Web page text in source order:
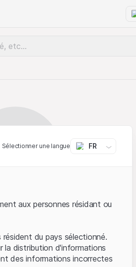
Sélectionner une langue FR
aux personnes résidant ou
du pays sélectionné.
la distribution d'informations
des informations incorrectes